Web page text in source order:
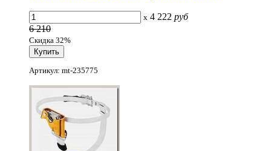
x 4 222 руб
6 210
Скидка 32%
Артикул: mt-235775